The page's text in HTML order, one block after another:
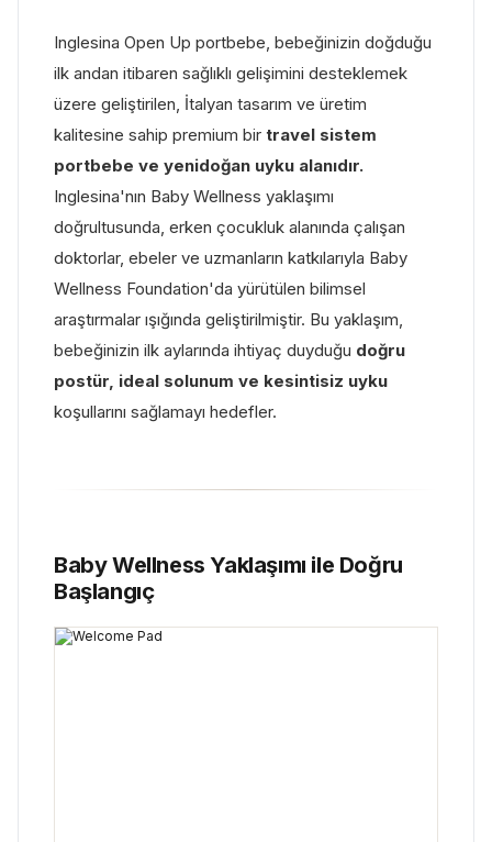
Inglesina Open Up portbebe, bebeğinizin doğduğu
ilk andan itibaren sağlıklı gelişimini desteklemek
üzere geliştirilen, İtalyan tasarım ve üretim
kalitesine sahip premium bir travel sistem
portbebe ve yenidoğan uyku alanıdır.
Inglesina'nın Baby Wellness yaklaşımı
doğrultusunda, erken çocukluk alanında çalışan
doktorlar, ebeler ve uzmanların katkılarıyla Baby
Wellness Foundation'da yürütülen bilimsel
araştırmalar ışığında geliştirilmiştir. Bu yaklaşım,
bebeğinizin ilk aylarında ihtiyaç duyduğu doğru
postür, ideal solunum ve kesintisiz uyku
koşullarını sağlamayı hedefler.
Baby Wellness Yaklaşımı ile Doğru
Başlangıç